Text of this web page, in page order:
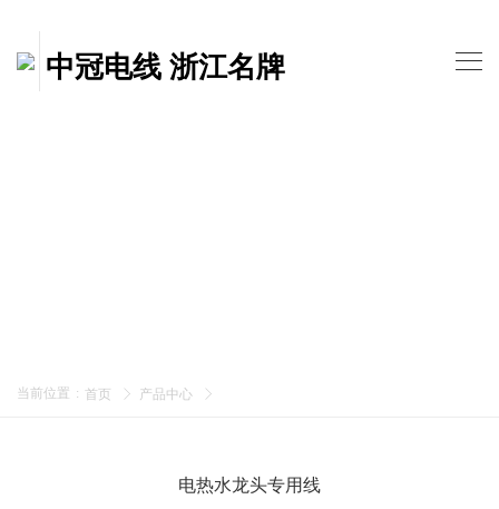
中冠电线 浙江名牌
当前位置 : 首页 产品中心
电热水龙头专用线